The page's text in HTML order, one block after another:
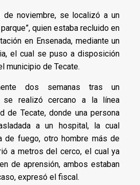
de noviembre, se localizó a un
quien estaba recluido en
en Ensenada, mediante un
el cual se puso a disposición
municipio de Tecate.
dos semanas tras un
se realizó cercano a la línea
de Tecate, donde una persona
a un hospital, la cual
de fuego, otro hombre más de
a metros del cerco, el cual ya
de aprensión, ambos estaban
expresó el fiscal.